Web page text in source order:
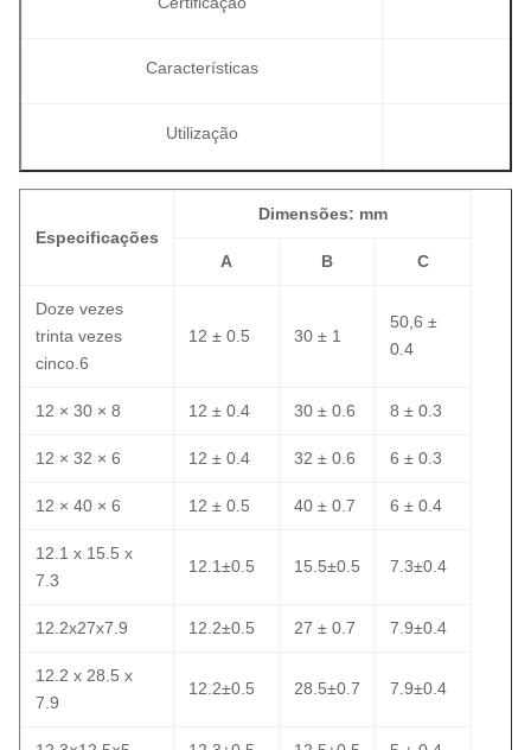
Características
Utilização
Especificações
Dimensões: mm
A B C
Doze vezes
trinta vezes
cinco.6
12 ± 0.5 30 ± 1
50,6 ±
0.4
12 × 30 × 8 12 ± 0.4 30 ± 0.6 8 ± 0.3
12 × 32 × 6 12 ± 0.4 32 ± 0.6 6 ± 0.3
12 × 40 × 6 12 ± 0.5 40 ± 0.7 6 ± 0.4
12.1 x 15.5 x
7.3
12.1±0.5 15.5±0.5 7.3±0.4
12.2x27x7.9 12.2±0.5 27 ± 0.7 7.9±0.4
12.2 x 28.5 x
7.9
12.2±0.5 28.5±0.7 7.9±0.4